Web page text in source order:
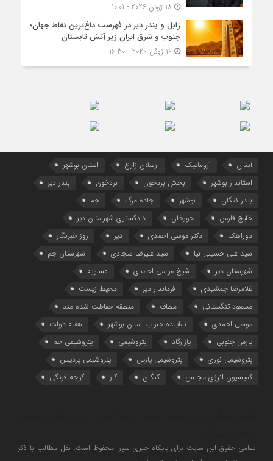
زابل و بندر دیر در فهرست داغ‌ترین نقاط جهان؛
جنوب و شرق ایران زیر آتش تابستان
16 ژوئن 2026 - 16:30
آبدان آروماتیک ارسلان زارع
استان بوشهر
استاندار بوشهر
بخش بردخون بردخون
بندر دیر
بندر کنگان
بوشهر جاده مرگ
جم
خلیج فارس
خورخان
دادگستری شهرستان دیر
دوراهک
دکتر موسی احمدی دیر
روز خبرنگار
سید علی حسینی نیا
سید علیرضا سجادی
شهرستان جم
شهرستان دیر
شیخ موسی احمدی
عسلویه
غلامرضا جمشیدی
فرماندار دیر
محیط زیست
مسعود تنگستانی
مطاف
منطقه حفاظت شده مند
موسی احمدی
نماینده جنوب استان بوشهر
هفته دولت
پارس جنوبی
پازارگاد پتروشیمی
پتروشیمی جم
پتروشیمی نوری
پتروشیمی پارس
پتروشیمی پردیس
کمیسیون انرژی مجلس
کنگان گاز گوجه فرنگی
تمامی حقوق این سایت برای پایگاه خبری سورا محفوظ است. نقل مطالب با ذکر